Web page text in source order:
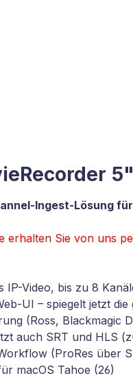
5"
Ingest-Lösung
erhalten Sie von uns
IP-Video, bis zu 8
UI – spiegelt jetzt
(Ross, Blackmagic
auch SRT und HLS
(ProRes über
macOS Tahoe (26)